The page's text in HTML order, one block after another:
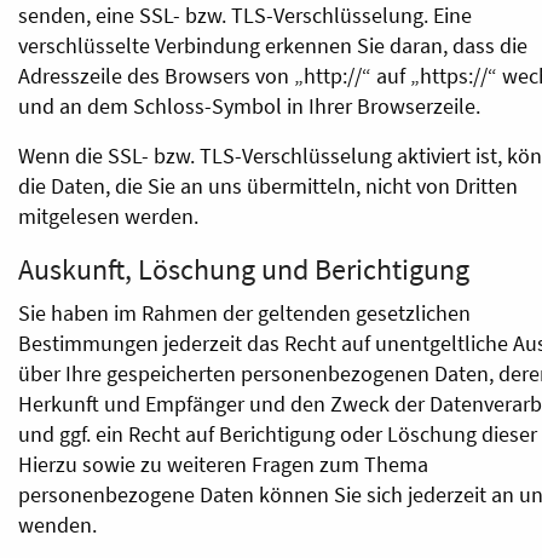
senden, eine SSL- bzw. TLS-Verschlüsselung. Eine
verschlüsselte Verbindung erkennen Sie daran, dass die
Adresszeile des Browsers von „http://“ auf „https://“
und an dem Schloss-Symbol in Ihrer Browserzeile.
Wenn die SSL- bzw. TLS-Verschlüsselung aktiviert ist,
die Daten, die Sie an uns übermitteln, nicht von Dritten
mitgelesen werden.
Auskunft, Löschung und Berichtigung
Sie haben im Rahmen der geltenden gesetzlichen
Bestimmungen jederzeit das Recht auf unentgeltliche
über Ihre gespeicherten personenbezogenen Daten,
Herkunft und Empfänger und den Zweck der
und ggf. ein Recht auf Berichtigung oder Löschung dieser
Hierzu sowie zu weiteren Fragen zum Thema
personenbezogene Daten können Sie sich jederzeit an
wenden.